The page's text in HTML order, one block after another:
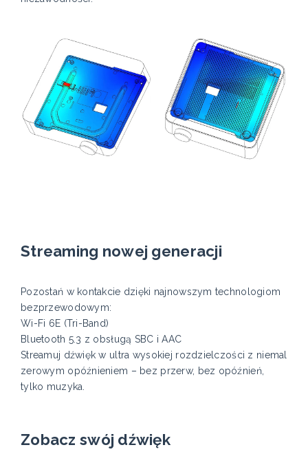
Streaming nowej generacji
Pozostań w kontakcie dzięki najnowszym technologiom
bezprzewodowym:
Wi-Fi 6E (Tri-Band)
Bluetooth 5.3 z obsługą SBC i AAC
Streamuj dźwięk w ultra wysokiej rozdzielczości z niemal
zerowym opóźnieniem – bez przerw, bez opóźnień,
tylko muzyka.
Zobacz swój dźwięk